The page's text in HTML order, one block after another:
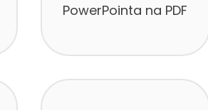
PowerPointa na PDF